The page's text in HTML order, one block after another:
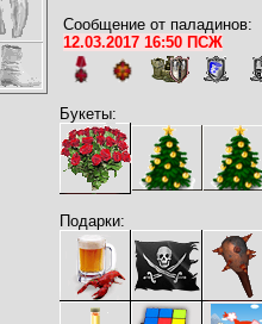
Сообщение от паладинов:
12.03.2017 16:50 ПСЖ
Букеты:
Подарки: